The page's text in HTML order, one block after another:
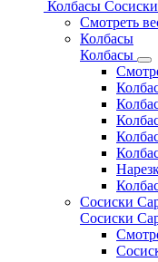
Колбасы
Смотреть
Колбасы
Колбасы
Сосиски
Сосиски